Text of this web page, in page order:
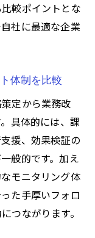
選び方と活用
する価値と
サルの特徴
選択肢を探す
選択肢の広が
の探し方ガイ
い比較ポイン
較ポイントとな
社に最適な企業
体制を比較
定から業務改
具体的には、課
援、効果検証の
般的です。加え
モニタリング体
た手厚いフォロ
つながります。